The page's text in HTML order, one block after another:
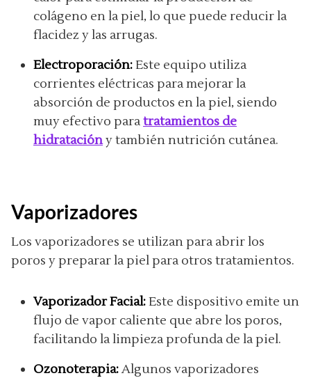
colágeno en la piel, lo que puede reducir la
flacidez y las arrugas.
Electroporación:Este equipo utiliza
corrientes eléctricas para mejorar la
absorción de productos en la piel, siendo
muy efectivo paratratamientos de
hidratacióny también nutrición cutánea.
Vaporizadores
Los vaporizadores se utilizan para abrir los
poros y preparar la piel para otros tratamientos.
Vaporizador Facial:Este dispositivo emite un
flujo de vapor caliente que abre los poros,
facilitando la limpieza profunda de la piel.
Ozonoterapia:Algunos vaporizadores